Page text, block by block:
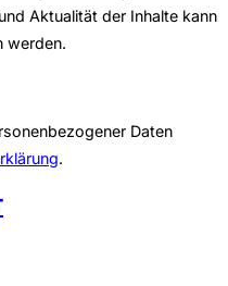
Aktualität der Inhalte kann
werden.
Daten
.